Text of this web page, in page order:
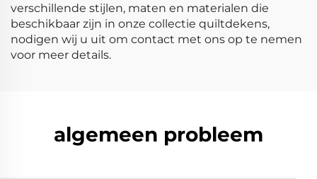
verschillende stijlen, maten en materialen die
beschikbaar zijn in onze collectie quiltdekens,
nodigen wij u uit om contact met ons op te nemen
voor meer details.
algemeen probleem